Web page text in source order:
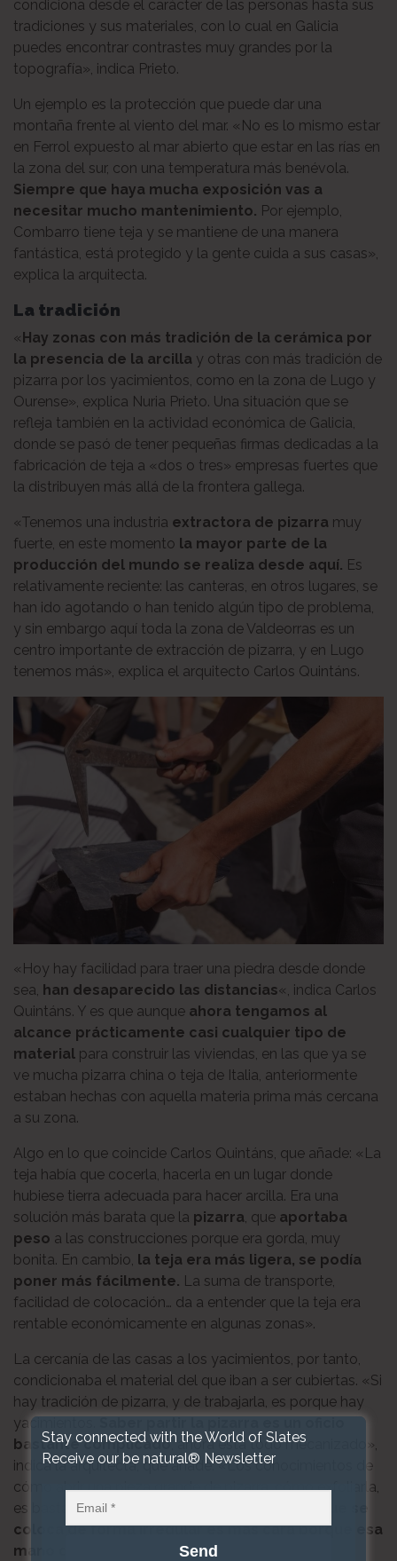
condiciona desde el carácter de las personas hasta sus
tradiciones y sus materiales, con lo cual en Galicia
puedes encontrar contrastes muy grandes por la
topografía», indica Prieto.
Un ejemplo es la protección que puede dar una
montaña frente al viento del mar. «No es lo mismo estar
en Ferrol expuesto al mar abierto que estar en las rías en
la zona del sur, con una temperatura más benévola.
Siempre que haya mucha exposición vas a
necesitar mucho mantenimiento. Por ejemplo,
Combarro tiene teja y se mantiene de una manera
fantástica, está protegido y la gente cuida a sus casas»,
explica la arquitecta.
La tradición
«Hay zonas con más tradición de la cerámica por
la presencia de la arcilla y otras con más tradición de
pizarra por los yacimientos, como en la zona de Lugo y
Ourense», explica Nuria Prieto. Una situación que se
refleja también en la actividad económica de Galicia,
donde se pasó de tener pequeñas firmas dedicadas a la
fabricación de teja a «dos o tres» empresas fuertes que
la distribuyen más allá de la frontera gallega.
«Tenemos una industria extractora de pizarra muy
fuerte, en este momento la mayor parte de la
producción del mundo se realiza desde aquí. Es
relativamente reciente: las canteras, en otros lugares, se
han ido agotando o han tenido algún tipo de problema,
y sin embargo aquí toda la zona de Valdeorras es un
centro importante de extracción de pizarra, y en Lugo
tenemos más», explica el arquitecto Carlos Quintáns.
«Hoy hay facilidad para traer una piedra desde donde
sea, han desaparecido las distancias«, indica Carlos
Quintáns. Y es que aunque ahora tengamos al
alcance prácticamente casi cualquier tipo de
material para construir las viviendas, en las que ya se
ve mucha pizarra china o teja de Italia, anteriormente
estaban hechas con aquella materia prima más cercana
a su zona.
Algo en lo que coincide Carlos Quintáns, que añade: «La
teja había que cocerla, hacerla en un lugar donde
hubiese tierra adecuada para hacer arcilla. Era una
solución más barata que la pizarra , que aportaba
peso a las construcciones porque era gorda, muy
bonita. En cambio, la teja era más ligera, se podía
poner más fácilmente. La suma de transporte,
facilidad de colocación… da a entender que la teja era
rentable económicamente en algunas zonas».
La cercanía de las casas a los yacimientos, por tanto,
condicionaba el material del que iban a ser cubiertas. «Si
hay tradición de pizarra, y de trabajarla, es porque hay
yacimientos.
bastante complicado , ahora está todo mecanizado»,
indica la arquitecta, que añade: «Los conocimientos de
cómo abrir una pieza grande de pizarra, cómo exfoliarla,
es bastante complicado.
coloca de forma irregular es más cara porque esa
mano de obra falta
Stay connected with the World of Slates
Receive our be natural® Newsletter